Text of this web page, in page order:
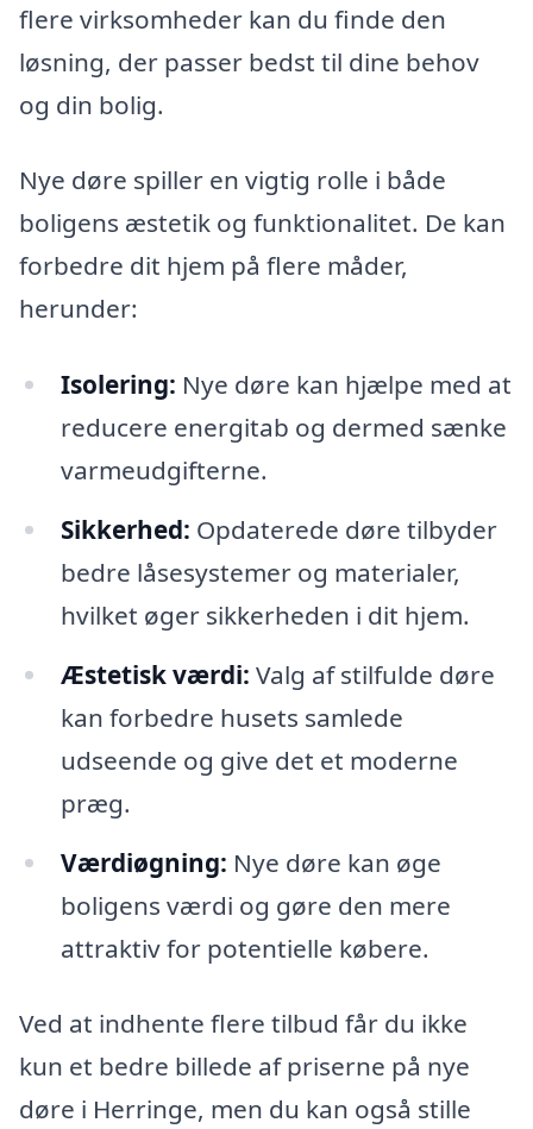
flere virksomheder kan du finde den
løsning, der passer bedst til dine behov
og din bolig.
Nye døre spiller en vigtig rolle i både
boligens æstetik og funktionalitet. De kan
forbedre dit hjem på flere måder,
herunder:
Isolering: Nye døre kan hjælpe med at
reducere energitab og dermed sænke
varmeudgifterne.
Sikkerhed: Opdaterede døre tilbyder
bedre låsesystemer og materialer,
hvilket øger sikkerheden i dit hjem.
Æstetisk værdi: Valg af stilfulde døre
kan forbedre husets samlede
udseende og give det et moderne
præg.
Værdiøgning: Nye døre kan øge
boligens værdi og gøre den mere
attraktiv for potentielle købere.
Ved at indhente flere tilbud får du ikke
kun et bedre billede af priserne på nye
døre i Herringe, men du kan også stille